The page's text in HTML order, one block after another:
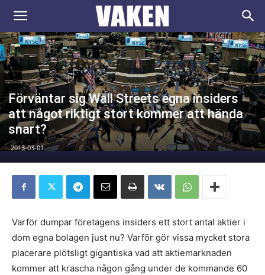
VAKEN.se
Förväntar sig Wall Streets egna insiders
att något riktigt stort kommer att hända
snart?
2013-03-01
Varför dumpar företagens insiders ett stort antal aktier i
dom egna bolagen just nu? Varför gör vissa mycket stora
placerare plötsligt gigantiska vad att aktiemarknaden
kommer att krascha någon gång under de kommande 60